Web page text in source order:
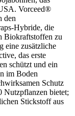
Vorceed®
den
Hybride, die
Biokraftstoffen zu
eine zusätzliche
das erste
schützt und ein
im Boden
Schutz
Nutzpflanzen bietet;
Stickstoff aus